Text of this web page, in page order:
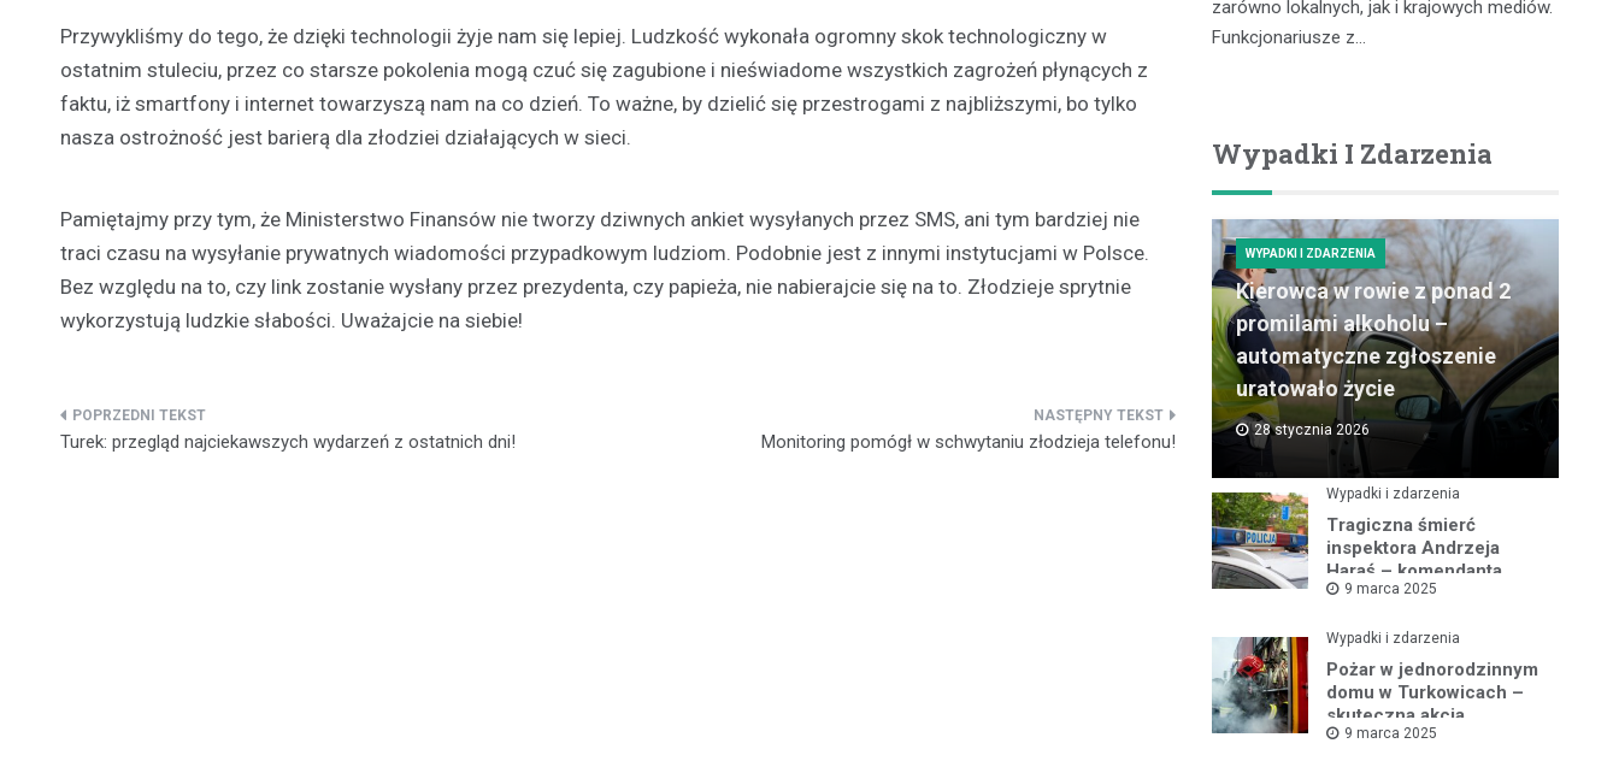
Przywykliśmy do tego, że dzięki technologii żyje nam się lepiej. Ludzkość wykonała ogromny skok technologiczny w
ostatnim stuleciu, przez co starsze pokolenia mogą czuć się zagubione i nieświadome wszystkich zagrożeń płynących z
faktu, iż smartfony i internet towarzyszą nam na co dzień. To ważne, by dzielić się przestrogami z najbliższymi, bo tylko
nasza ostrożność jest barierą dla złodziei działających w sieci.
Pamiętajmy przy tym, że Ministerstwo Finansów nie tworzy dziwnych ankiet wysyłanych przez SMS, ani tym bardziej nie
traci czasu na wysyłanie prywatnych wiadomości przypadkowym ludziom. Podobnie jest z innymi instytucjami w Polsce.
Bez względu na to, czy link zostanie wysłany przez prezydenta, czy papieża, nie nabierajcie się na to. Złodzieje sprytnie
wykorzystują ludzkie słabości. Uważajcie na siebie!
Nawigacja
Turek: przegląd najciekawszych wydarzeń z ostatnich dni! Monitoring pomógł w schwytaniu złodzieja telefonu!
wzbudziło ich czujność. Szczegółowe
sprawdzenie ujawniło znaczne ilości tytoniu
zarówno lokalnych, jak i krajowych mediów.
Funkcjonariusze z…
Wypadki I Zdarzenia
WYPADKI I ZDARZENIA
Kierowca w rowie z ponad 2
promilami alkoholu –
automatyczne zgłoszenie
uratowało życie
28 stycznia 2026
Wypadki i zdarzenia
Tragiczna śmierć
inspektora Andrzeja
Haraś – komendanta
policji w Turku po kolizji z
9 marca 2025
Wypadki i zdarzenia
Pożar w jednorodzinnym
domu w Turkowicach –
skuteczna akcja
strażaków uniemożliwiła
9 marca 2025